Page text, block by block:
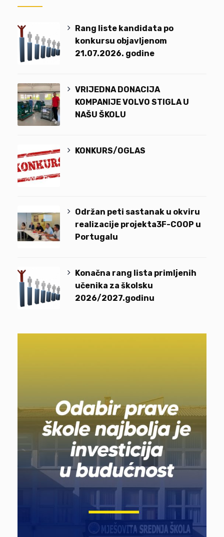
Rang liste kandidata po
konkursu objavljenom
21.07.2026. godine
VRIJEDNA DONACIJA
KOMPANIJE VOLVO STIGLA U
NAŠU ŠKOLU
KONKURS/OGLAS
Održan peti sastanak u okviru
realizacije projekta3F-COOP u
Portugalu
Konačna rang lista primljenih
učenika za školsku
2026/2027.godinu